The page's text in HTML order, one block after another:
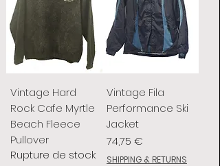
Vintage Hard
Rock Cafe Myrtle
Beach Fleece
Pullover
Rupture de stock
Vintage Fila
Performance Ski
Jacket
Prix
74,75 €
SHIPPING & RETURNS